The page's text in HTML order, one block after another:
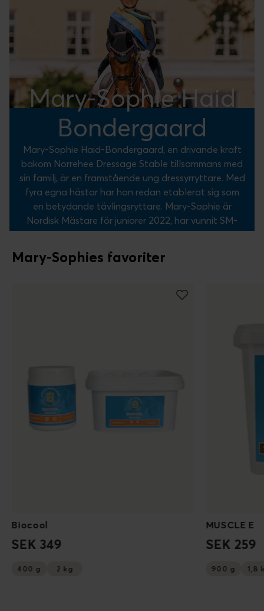
Mary-Sophie Haid
Bondergaard
Mary-Sophie Haid-Bondergaard, en drivande kraft
bakom Norrehee Dressage Stable tillsammans med
sin familj, är en framstående ung dressyrryttare. Med
fyra egna hästar har hon redan etablerat sig som
en betydande tävlingsryttare. Mary-Sophie är
Nordisk Mästare för juniorer 2022, har vunnit SM-
silver samt tagit lagmedaljer i NM och representerat
på EM för ponny, juniorer och Young Riders.
Mary-Sophies favoriter
Biocool
SEK 349
400 g 2 kg
MUSCLE E
SEK 259
900 g 1,8